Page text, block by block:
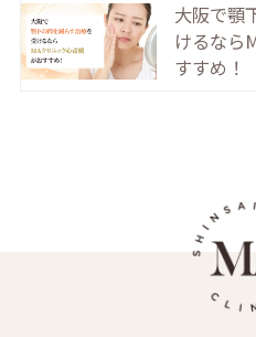
大阪で顎
けるなら
すすめ！